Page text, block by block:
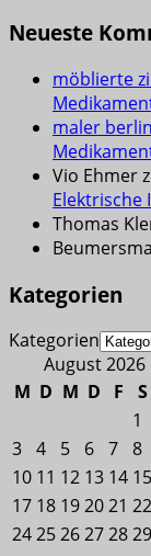
Neueste
möblierte
maler
Vio Ehmer
Elektrische
Thomas
Kategorien
Kategorien
August 2026
M D M D F S
1
3 4 5 6 7 8
10 11 12 13 14 15
17 18 192021 22
242526272829